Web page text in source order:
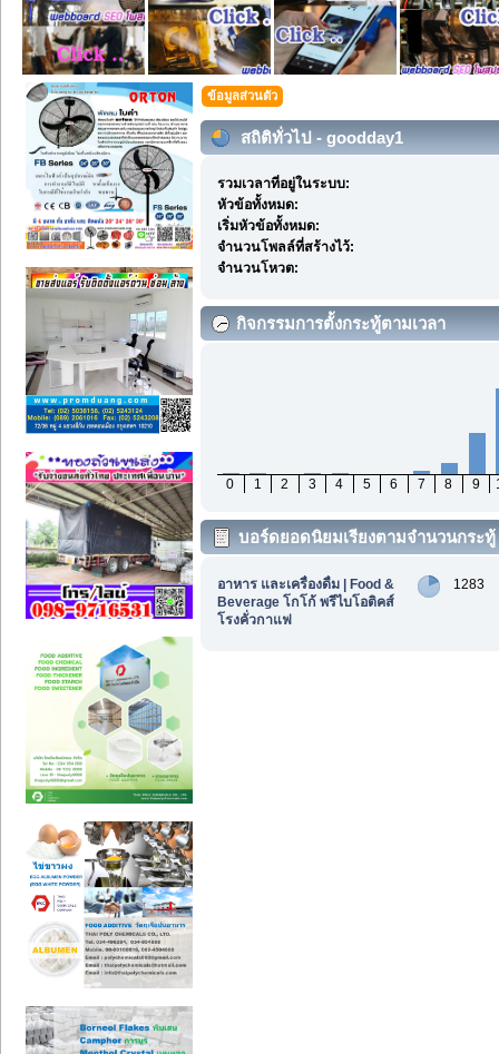
ข้อมูลส่วนตัว
สถิติทั่วไป - goodday1
รวมเวลาที่อยู่ในระบบ:
หัวข้อทั้งหมด:
เริ่มหัวข้อทั้งหมด:
จำนวนโพลล์ที่สร้างไว้:
จำนวนโหวต:
กิจกรรมการตั้งกระทู้ตามเวลา
0 1 2 3 4 5 6 7 8 9
บอร์ดยอดนิยมเรียงตามจำนวนกระทู้
อาหาร และเครื่องดื่ม | Food &
Beverage โกโก้ พรีไบโอติคส์
โรงคั่วกาแฟ
1283